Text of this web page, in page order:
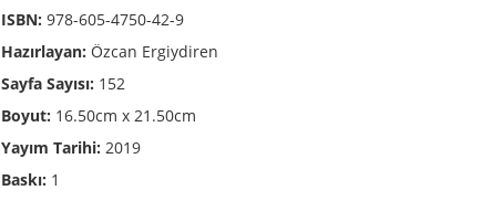
ISBN: 978-605-4750-42-9
Hazırlayan: Özcan Ergiydiren
Sayfa Sayısı: 152
Boyut: 16.50cm x 21.50cm
Yayım Tarihi: 2019
Baskı: 1